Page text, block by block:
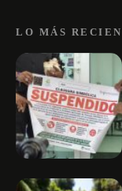
LO MÁS